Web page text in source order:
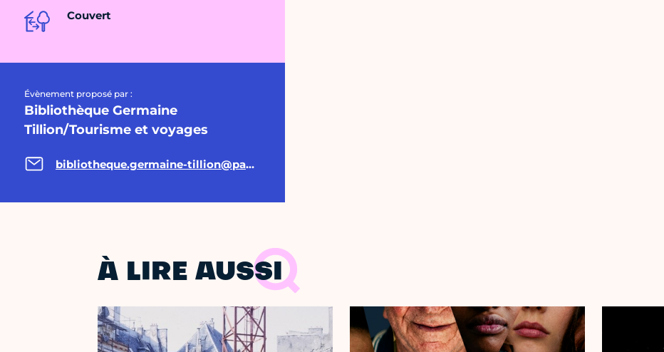
Couvert
Évènement proposé par :
Bibliothèque Germaine
Tillion/Tourisme et voyages
bibliotheque.germaine-tillion@paris.fr
À LIRE AUSSI